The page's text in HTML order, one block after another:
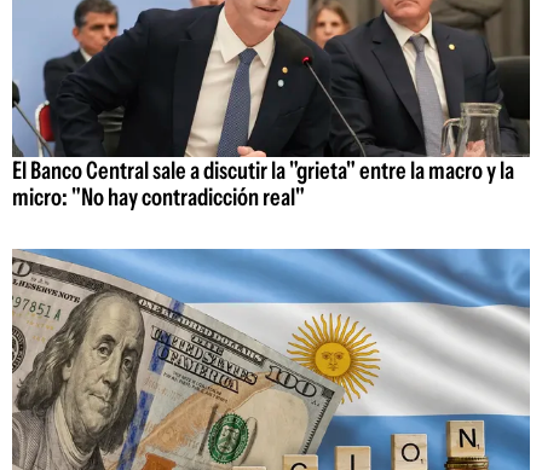
El Banco Central sale a discutir la "grieta" entre la macro y la
micro: "No hay contradicción real"